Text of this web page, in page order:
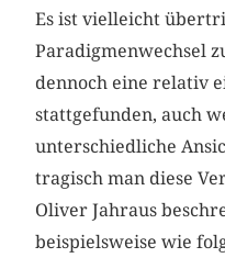
Es ist vielleicht
Paradigmenwechsel
dennoch eine relativ
stattgefunden, auch
unterschiedliche
tragisch man diese
Oliver Jahraus
beispielsweise wie